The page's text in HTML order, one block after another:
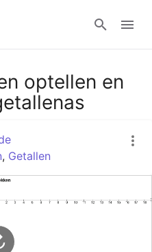
optellen en
, Getallen